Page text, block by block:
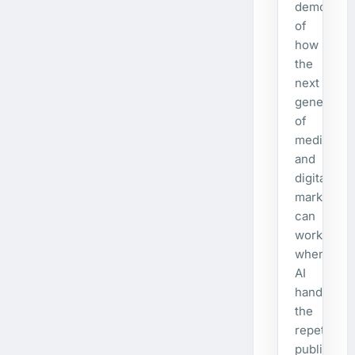
of
how
the
next
generation
of
media
and
digital
marketing
can
work
when
AI
handles
the
repetitive
publishing